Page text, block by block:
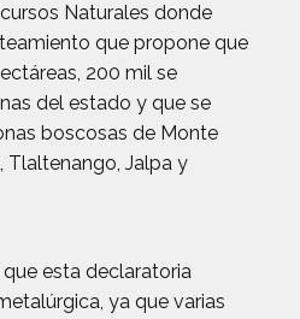
Naturales donde
que propone que
200 mil se
del estado y que se
boscosas de Monte
Tlaltenango, Jalpa y
esta declaratoria
ya que varias